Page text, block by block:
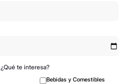
¿Qué te interesa?
Bebidas y Comestibles